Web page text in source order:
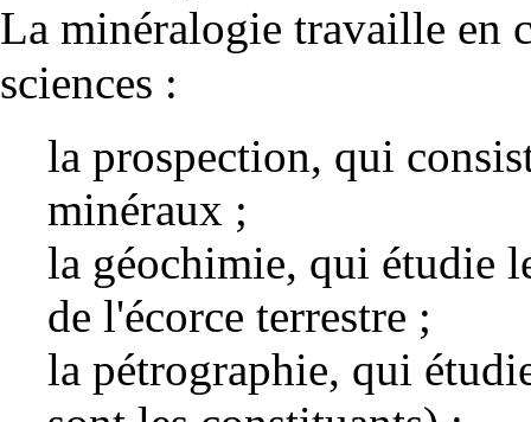
La minéralogie travaille en
sciences :
la prospection, qui
minéraux ;
la géochimie, qui étudie
de l'écorce terrestre ;
la pétrographie, qui